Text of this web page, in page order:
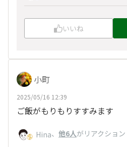
いいね
小町
2025/05/16 12:39
ご飯がもりもりすすみます
Hina、 他6人がリアクション